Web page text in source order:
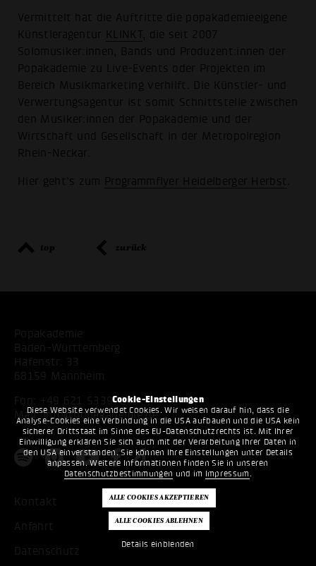
Cookie-Einstellungen
Diese Website verwendet Cookies. Wir weisen darauf hin, dass die
Analyse-Cookies eine Verbindung in die USA aufbauen und die USA kein
sicherer Drittstaat im Sinne des EU-Datenschutzrechts ist. Mit Ihrer
Einwilligung erklären Sie sich auch mit der Verarbeitung Ihrer Daten in
den USA einverstanden. Sie können Ihre Einstellungen unter Details
anpassen. Weitere Informationen finden Sie in unseren
Datenschutzbestimmungen und im Impressum .
Details einblenden
Vermittelt hat die Auftritte die popakademieeigene
Künstleragentur KLINKT, die seit 2007
Solomusiker:innen, Bands und Produzent:innen der
Popakademie zu Live-Events oder Projekten im
Bereich Musikmarketing verhilft. Die Künstler- und
Verwertungsagentur ist somit Schnittstelle zwischen
den Musiker:innen der Popakademie und der
Wirtschaft und Gesellschaft in der Metropolregion
Rhein-Neckar.
Hier geht’s zum Programmflyer Heidelberger Herbst
top zurück
Popakademie
Baden-Württemberg
Hafenstr. 33
68159 Mannheim
Fon:
+49 621 53397200
Mail:info@popakademie.de
Kontakt
Anfahrt
Datenschutz